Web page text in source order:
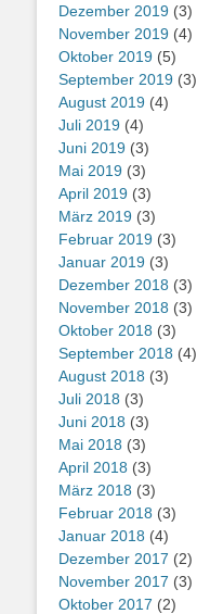
Dezember 2019 (3)
November 2019 (4)
Oktober 2019 (5)
September 2019 (3)
August 2019 (4)
Juli 2019 (4)
Juni 2019 (3)
Mai 2019 (3)
April 2019 (3)
März 2019 (3)
Februar 2019 (3)
Januar 2019 (3)
Dezember 2018 (3)
November 2018 (3)
Oktober 2018 (3)
September 2018 (4)
August 2018 (3)
Juli 2018 (3)
Juni 2018 (3)
Mai 2018 (3)
April 2018 (3)
März 2018 (3)
Februar 2018 (3)
Januar 2018 (4)
Dezember 2017 (2)
November 2017 (3)
Oktober 2017 (2)